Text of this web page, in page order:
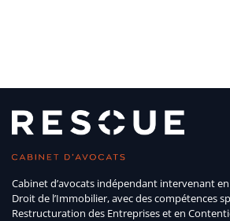
Cabinet d’avocats indépendant intervenant
Droit de l’Immobilier, avec des compétences
Restructuration des Entreprises et en